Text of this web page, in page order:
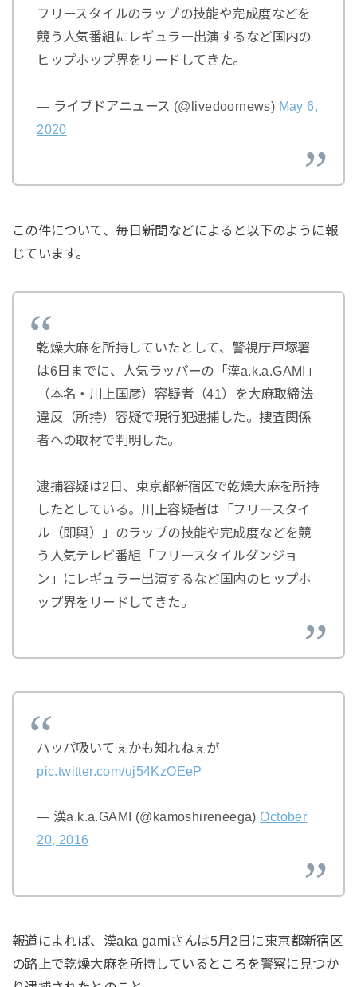
フリースタイルのラップの技能や完成度などを
競う人気番組にレギュラー出演するなど国内の
ヒップホップ界をリードしてきた。
— ライブドアニュース (@livedoornews) May 6,
2020
この件について、毎日新聞などによると以下のように報
じています。
乾燥大麻を所持していたとして、警視庁戸塚署
は6日までに、人気ラッパーの「漢a.k.a.GAMI」
（本名・川上国彦）容疑者（41）を大麻取締法
違反（所持）容疑で現行犯逮捕した。捜査関係
者への取材で判明した。
逮捕容疑は2日、東京都新宿区で乾燥大麻を所持
したとしている。川上容疑者は「フリースタイ
ル（即興）」のラップの技能や完成度などを競
う人気テレビ番組「フリースタイルダンジョ
ン」にレギュラー出演するなど国内のヒップホ
ップ界をリードしてきた。
ハッパ吸いてぇかも知れねぇが
pic.twitter.com/uj54KzOEeP
— 漢a.k.a.GAMI (@kamoshireneega)October
20, 2016
報道によれば、漢aka gamiさんは5月2日に東京都新宿区
の路上で乾燥大麻を所持しているところを警察に見つか